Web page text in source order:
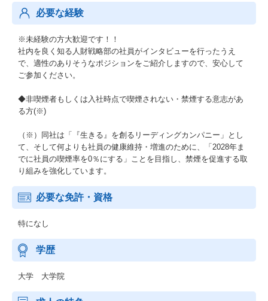
必要な経験
※未経験の方大歓迎です！！
社内を良く知る人財戦略部の社員がインタビューを行ったうえ
で、適性のありそうなポジションをご紹介しますので、安心して
ご参加ください。
◆非喫煙者もしくは入社時点で喫煙されない・禁煙する意志があ
る方(※)
（※）同社は「『生きる』を創るリーディングカンパニー」とし
て、そして何よりも社員の健康維持・増進のために、「2028年ま
でに社員の喫煙率を0％にする」ことを目指し、禁煙を促進する取
り組みを強化しています。
必要な免許・資格
特になし
学歴
大学 大学院